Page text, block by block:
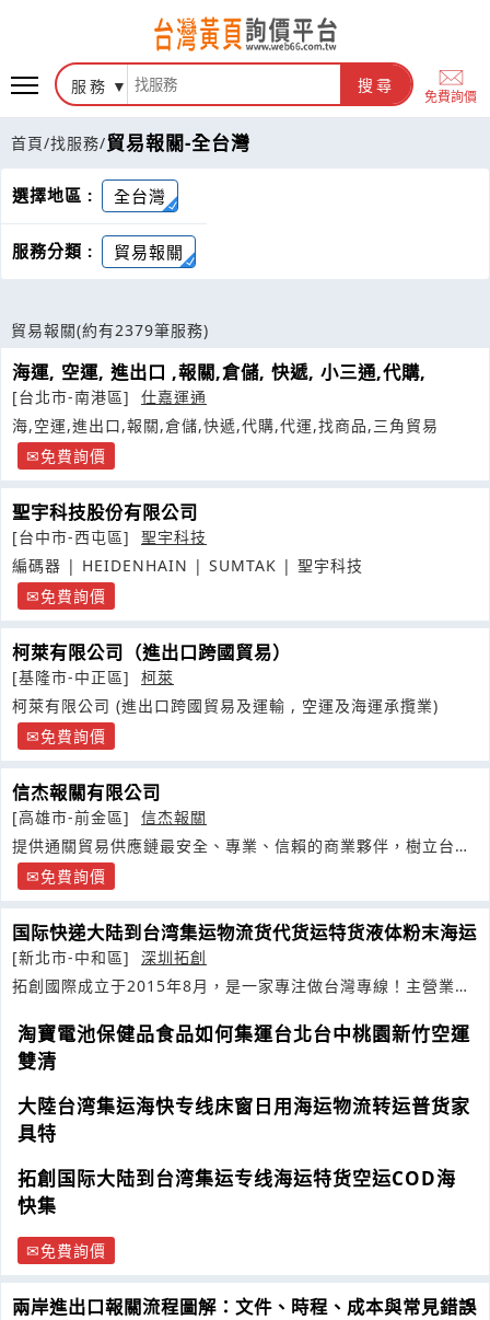
服務 搜尋
免費詢價
首頁/找服務/貿易報關-全台灣
選擇地區 : 全台灣
服務分類 : 貿易報關
貿易報關(約有2379筆服務)
海運, 空運, 進出口 ,報關,倉儲, 快遞, 小三通,代購,
[台北市-南港區]
仕嘉運通
海,空運,進出口,報關,倉儲,快遞,代購,代運,找商品,三角貿易
免費詢價
聖宇科技股份有限公司
[台中市-西屯區]
聖宇科技
編碼器 | HEIDENHAIN | SUMTAK | 聖宇科技
免費詢價
柯萊有限公司（進出口跨國貿易）
[基隆市-中正區]
柯萊
柯萊有限公司 (進出口跨國貿易及運輸 , 空運及海運承攬業)
免費詢價
信杰報關有限公司
[高雄市-前金區]
信杰報關
提供通關貿易供應鏈最安全、專業、信賴的商業夥伴，樹立台灣
報關業服務的領導品牌
免費詢價
国际快递大陆到台湾集运物流货代货运特货液体粉末海运
[新北市-中和區]
深圳拓創
拓創國際成立于2015年8月，是一家專注做台灣專線！主營業
淘寶電池保健品食品如何集運台北台中桃園新竹空運
雙清
大陸台湾集运海快专线床窗日用海运物流转运普货家
具特
拓創国际大陆到台湾集运专线海运特货空运COD海
快集
免費詢價
兩岸進出口報關流程圖解：文件、時程、成本與常見錯誤